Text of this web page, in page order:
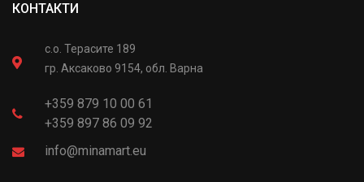
КОНТАКТИ
с.о. Терасите 189
гр. Аксаково 9154, обл. Варна
+359 879 10 00 61
+359 897 86 09 92
info@minamart.eu